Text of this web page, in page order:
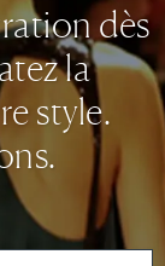
dès
la
style.